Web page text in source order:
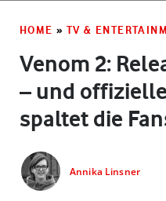
HOME » TV &
Venom 2:
– und
spaltet die
Annika Linsner